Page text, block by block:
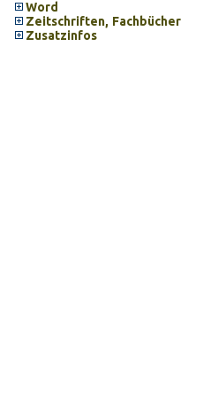
Word
Zeitschriften, Fachbücher
Zusatzinfos